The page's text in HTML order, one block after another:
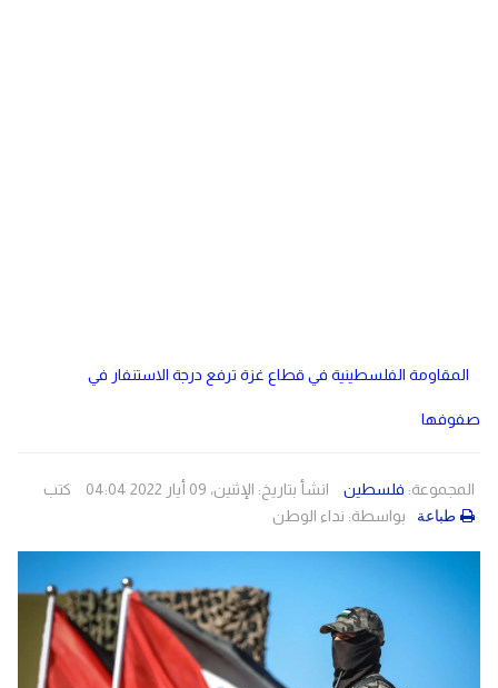
المقاومة الفلسطينية في قطاع غزة ترفع درجة الاستنفار في
صفوفها
المجموعة: فلسطين انشأ بتاريخ: الإثنين، 09 أيار 2022 04:04
كتب
بواسطة: نداء الوطن طباعة